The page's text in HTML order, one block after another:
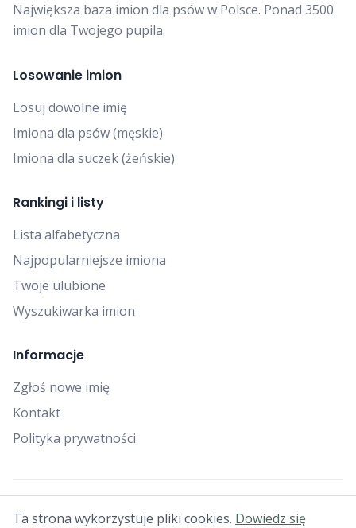
Największa baza imion dla psów w Polsce. Ponad 3500
imion dla Twojego pupila.
Losowanie imion
Losuj dowolne imię
Imiona dla psów (męskie)
Imiona dla suczek (żeńskie)
Rankingi i listy
Lista alfabetyczna
Najpopularniejsze imiona
Twoje ulubione
Wyszukiwarka imion
Informacje
Zgłoś nowe imię
Kontakt
Polityka prywatności
© 2025 Falcon Bytes. Wszelkie prawa zastrzeżone.
Ta strona wykorzystuje pliki cookies. Dowiedz się